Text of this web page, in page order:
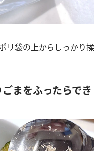
リ袋の上からしっかり揉
まをふったらでき